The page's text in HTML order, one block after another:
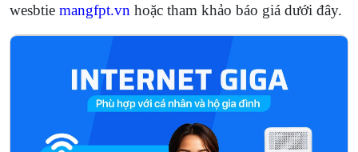
wesbtie mangfpt.vn hoặc tham khảo báo giá dưới đây.